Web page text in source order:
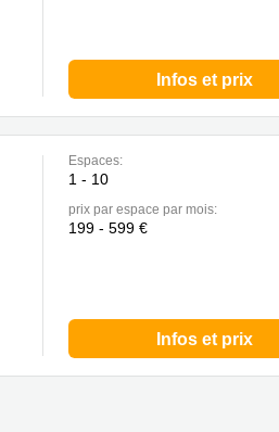
Infos et prix
Espaces:
1 - 10
prix par espace par mois:
199 - 599 €
Infos et prix